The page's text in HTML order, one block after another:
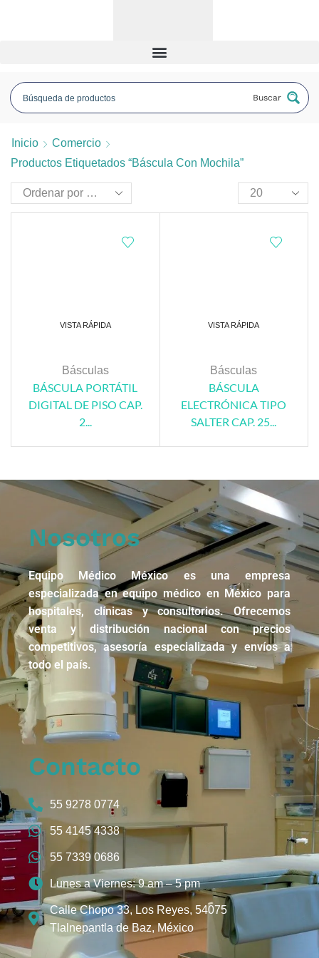
Buscar
Inicio
Comercio
Productos Etiquetados “báscula Con Mochila”
VISTA RÁPIDA
Básculas
BÁSCULA PORTÁTIL
DIGITAL DE PISO CAP.
2...
VISTA RÁPIDA
Básculas
BÁSCULA
ELECTRÓNICA TIPO
SALTER CAP. 25...
Nosotros
Equipo Médico México es una empresa
especializada en equipo médico en México para
hospitales, clínicas y consultorios. Ofrecemos
venta y distribución nacional con precios
competitivos, asesoría especializada y envíos a
todo el país.
Contacto
55 9278 0774
55 4145 4338
55 7339 0686
Lunes a Viernes: 9 am – 5 pm
Calle Chopo 33, Los Reyes, 54075
Tlalnepantla de Baz, México